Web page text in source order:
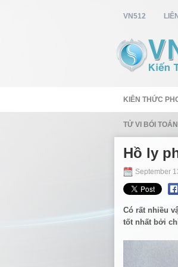
VN512
KIÊN THỨC
TỬ VI BÓI TOÁN
Hồ ly
September
Có rất nhiều
tốt nhất bởi